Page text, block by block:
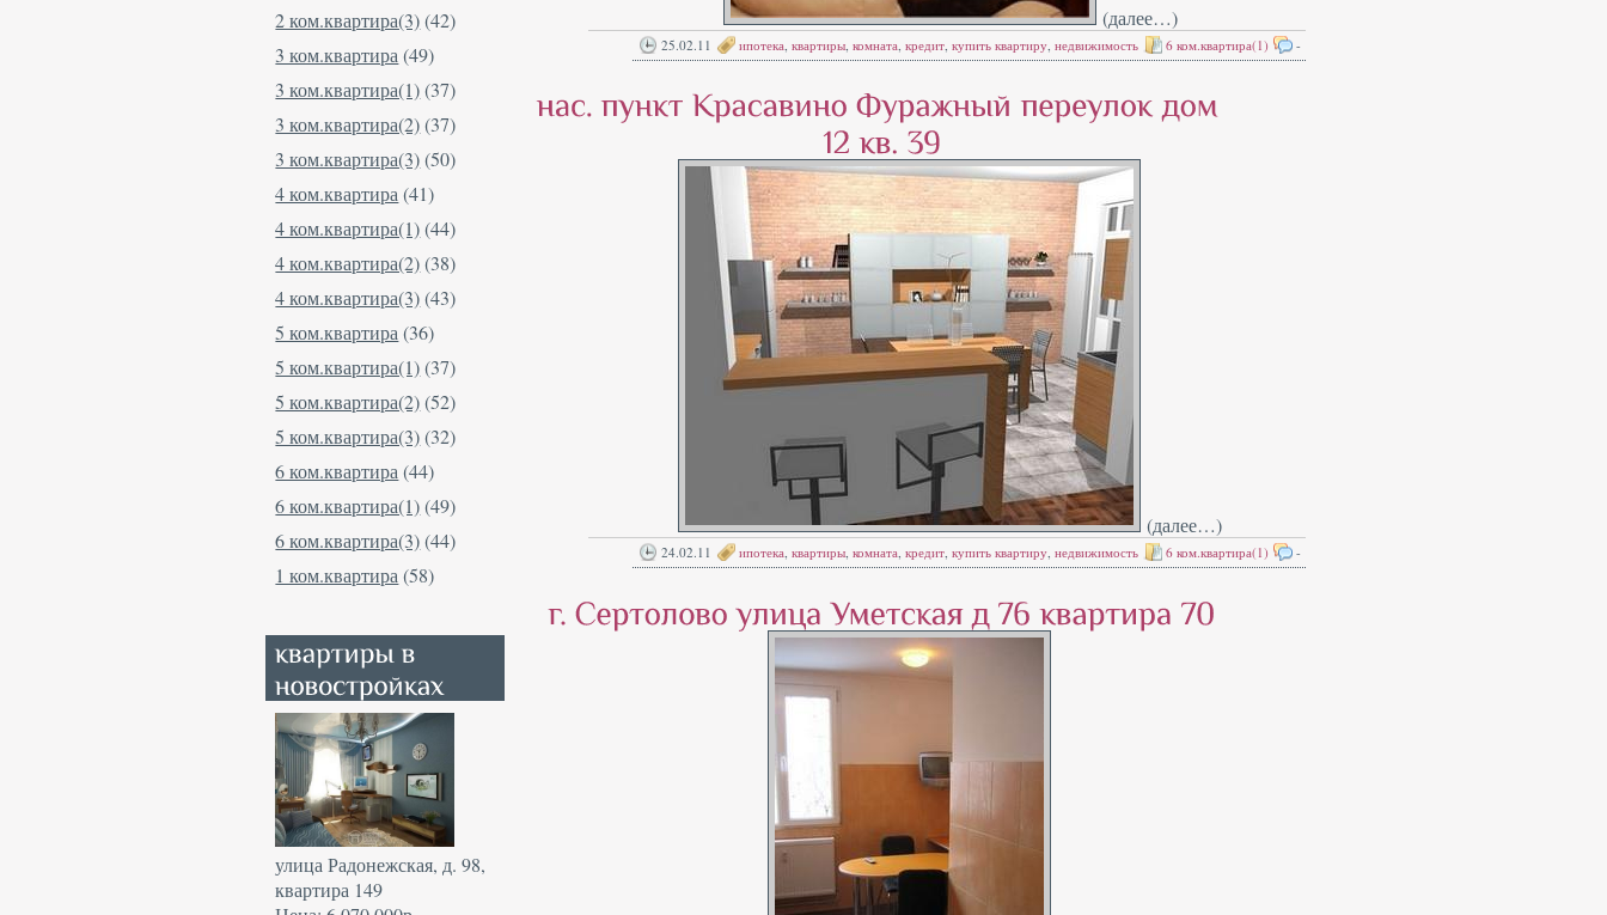
2 ком.квартира(3)(42)
3 ком.квартира (49)
3 ком.квартира(1)(37)
3 ком.квартира(2)(37)
3 ком.квартира(3)(50)
4 ком.квартира (41)
4 ком.квартира(1)(44)
4 ком.квартира(2)(38)
4 ком.квартира(3)(43)
5 ком.квартира (36)
5 ком.квартира(1)(37)
5 ком.квартира(2)(52)
5 ком.квартира(3)(32)
6 ком.квартира (44)
6 ком.квартира(1)(49)
6 ком.квартира(3)(44)
1 ком.квартира (58)
улица Радонежская, д. 98,
квартира 149
(далее…)
25.02.11 ипотека ,квартиры ,комната ,кредит ,купить квартиру ,недвижимость 6 ком.квартира(1) -
(далее…)
24.02.11 ипотека,квартиры,комната,кредит,купить квартиру,недвижимость 6 ком.квартира(1) -